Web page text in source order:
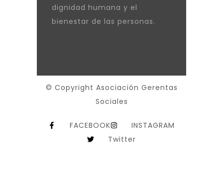
dignidad humana y el
bienestar de las personas.
© Copyright Asociación Gerentas
Sociales
FACEBOOK
INSTAGRAM
Twitter